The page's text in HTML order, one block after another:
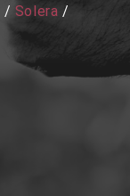
/ Solera /